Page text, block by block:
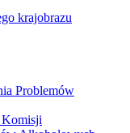
krajobrazu
Problemów
Komisji